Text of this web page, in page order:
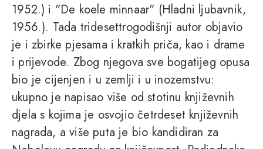
1952.) i "De koele minnaar" (Hladni ljubavnik,
1956.). Tada tridesettrogodišnji autor objavio
je i zbirke pjesama i kratkih priča, kao i drame
i prijevode. Zbog njegova sve bogatijeg opusa
bio je cijenjen i u zemlji i u inozemstvu:
ukupno je napisao više od stotinu književnih
djela s kojima je osvojio četrdeset književnih
nagrada, a više puta je bio kandidiran za